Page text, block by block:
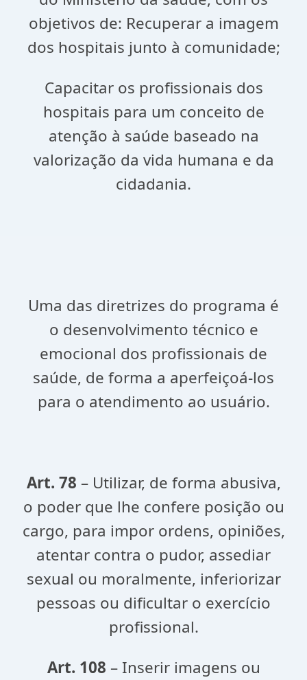
objetivos de: Recuperar a imagem
dos hospitais junto à comunidade;
Capacitar os profissionais dos
hospitais para um conceito de
atenção à saúde baseado na
valorização da vida humana e da
cidadania.
Uma das diretrizes do programa é
o desenvolvimento técnico e
emocional dos profissionais de
saúde, de forma a aperfeiçoá-los
para o atendimento ao usuário.
Art. 78 – Utilizar, de forma abusiva,
o poder que lhe confere posição ou
cargo, para impor ordens, opiniões,
atentar contra o pudor, assediar
sexual ou moralmente, inferiorizar
pessoas ou dificultar o exercício
profissional.
Art. 108 – Inserir imagens ou